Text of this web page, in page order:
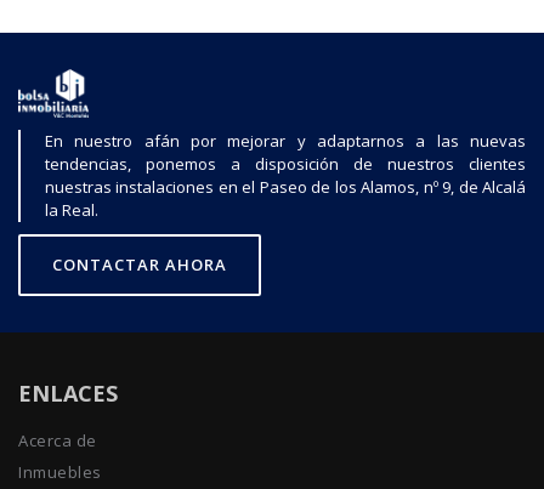
En nuestro afán por mejorar y adaptarnos a las nuevas
tendencias, ponemos a disposición de nuestros clientes
nuestras instalaciones en el Paseo de los Alamos, nº 9, de Alcalá
la Real.
CONTACTAR AHORA
ENLACES
Acerca de
Inmuebles